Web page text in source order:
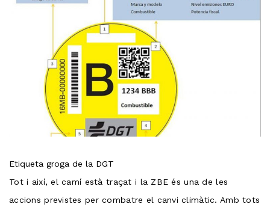
Etiqueta groga de la DGT
Tot i així, el camí està traçat i la ZBE és una de les
accions previstes per combatre el canvi climàtic. Amb tots